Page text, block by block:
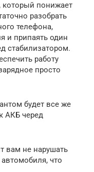
который понижает
разобрать
телефона,
и припаять один
стабилизатором.
работу
просто
будет все же
АКБ черед
вам не нарушать
что